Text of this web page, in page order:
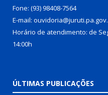
Fone: (93) 98408-7564
E-mail:
Horário de atendimento: de
14:00h
ÚLTIMAS PUBLICAÇÕES